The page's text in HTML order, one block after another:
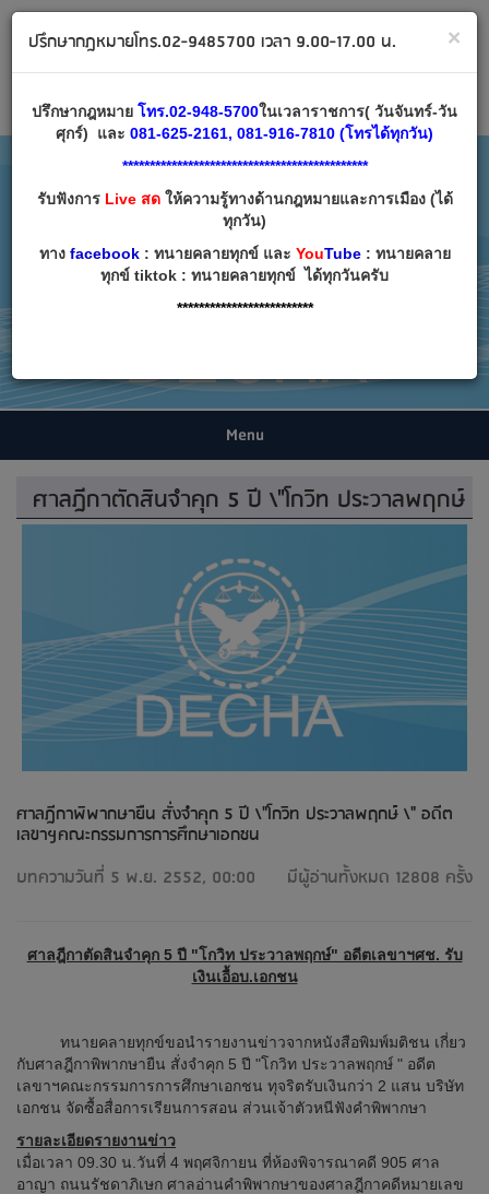
Email:decha007@decha.com
เข้าสู่ระบบ สมัครสมาชิก
Menu
ศาลฎีกาตัดสินจำคุก 5 ปี \"โกวิท ประวาลพฤกษ์
ศาลฎีกาพิพากษายืน สั่งจำคุก 5 ปี \"โกวิท ประวาลพฤกษ์ \" อดีต
เลขาฯคณะกรรมการการศึกษาเอกชน
บทความวันที่ 5 พ.ย. 2552, 00:00
มีผู้อ่านทั้งหมด 12808 ครั้ง
ศาลฎีกาตัดสินจำคุก 5 ปี "โกวิท ประวาลพฤกษ์" อดีตเลขาฯศช. รับ
เงินเอื้อบ.เอกชน
ทนายคลายทุกข์ขอนำรายงานข่าวจากหนังสือพิมพ์มติชน เกี่ยว
กับศาลฎีกาพิพากษายืน สั่งจำคุก 5 ปี "โกวิท ประวาลพฤกษ์ " อดีต
เลขาฯคณะกรรมการการศึกษาเอกชน ทุจริตรับเงินกว่า 2 แสน บริษัท
เอกชน จัดซื้อสื่อการเรียนการสอน ส่วนเจ้าตัวหนีฟังคำพิพากษา
รายละเอียดรายงานข่าว
เมื่อเวลา 09.30 น.วันที่ 4 พฤศจิกายน ที่ห้องพิจารณาคดี 905 ศาล
อาญา ถนนรัชดาภิเษก ศาลอ่านคำพิพากษาของศาลฎีกาคดีหมายเลข
×
ปรึกษากฎหมายโทร.02-9485700 เวลา 9.00-17.00 น.
ปรึกษากฎหมาย โทร.02-948-5700ในเวลาราชการ( วันจันทร์-วัน
ศุกร์) และ 081-625-2161, 081-916-7810 (โทรได้ทุกวัน)
*********************************************
รับฟังการLive สดให้ความรู้ทางด้านกฎหมายและการเมือง (ได้
ทุกวัน)
ทาง facebook: ทนายคลายทุกข์ และ YouTube: ทนายคลาย
ทุกข์ tiktok : ทนายคลายทุกข์ ได้ทุกวันครับ
*************************